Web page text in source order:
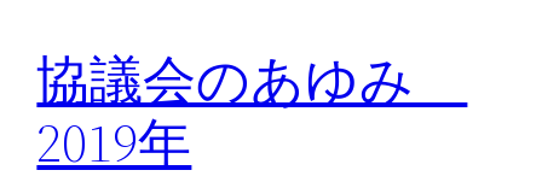
協議会のあゆみ
2019年